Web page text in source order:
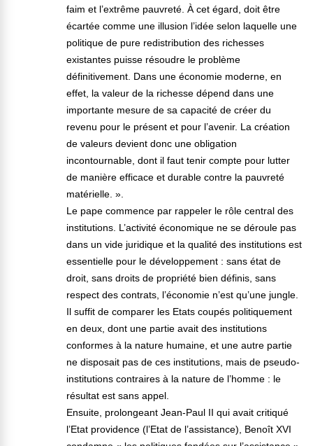
faim et l’extrême pauvreté. À cet égard, doit être
écartée comme une illusion l’idée selon laquelle une
politique de pure redistribution des richesses
existantes puisse résoudre le problème
définitivement. Dans une économie moderne, en
effet, la valeur de la richesse dépend dans une
importante mesure de sa capacité de créer du
revenu pour le présent et pour l’avenir. La création
de valeurs devient donc une obligation
incontournable, dont il faut tenir compte pour lutter
de manière efficace et durable contre la pauvreté
matérielle. ».
Le pape commence par rappeler le rôle central des
institutions. L’activité économique ne se déroule pas
dans un vide juridique et la qualité des institutions est
essentielle pour le développement : sans état de
droit, sans droits de propriété bien définis, sans
respect des contrats, l’économie n’est qu’une jungle.
Il suffit de comparer les Etats coupés politiquement
en deux, dont une partie avait des institutions
conformes à la nature humaine, et une autre partie
ne disposait pas de ces institutions, mais de pseudo-
institutions contraires à la nature de l’homme : le
résultat est sans appel.
Ensuite, prolongeant Jean-Paul II qui avait critiqué
l’Etat providence (l’Etat de l’assistance), Benoît XVI